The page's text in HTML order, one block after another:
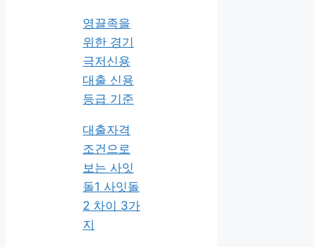
영끌족을
위한 경기
극저신용
대출 신용
등급 기준
대출자격
조건으로
보는 사잇
돌1 사잇돌
2 차이 3가
지